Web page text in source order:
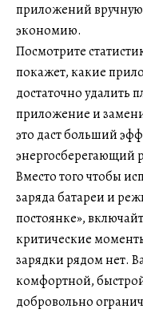
приложений вручную
экономию.
Посмотрите
покажет, какие
достаточно удалить
приложение и
это даст больший
энергосберегающий
Вместо того чтобы
заряда батареи и
постоянке»,
критические
зарядки рядом нет.
комфортной,
добровольно